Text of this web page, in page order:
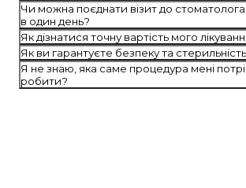
Чи можна поєднати візит до
в один день?
Як дізнатися точну вартість мого
Як ви гарантуєте безпеку та
Я не знаю, яка саме процедура мені
робити?